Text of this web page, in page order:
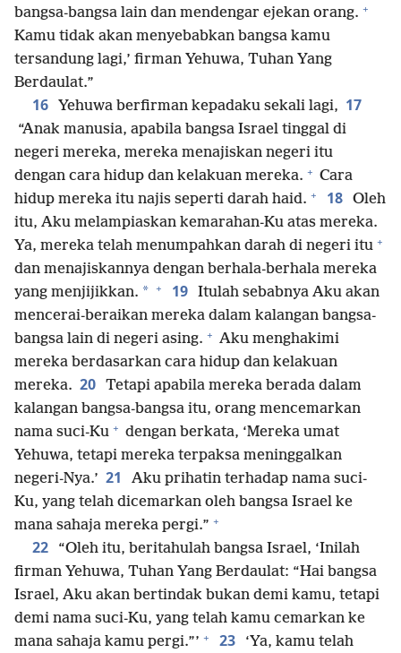
bangsa-bangsa lain dan mendengar ejekan orang. +
Kamu tidak akan menyebabkan bangsa kamu
tersandung lagi,’ firman Yehuwa, Tuhan Yang
Berdaulat.”
16 Yehuwa berfirman kepadaku sekali lagi, 17
“Anak manusia, apabila bangsa Israel tinggal di
negeri mereka, mereka menajiskan negeri itu
dengan cara hidup dan kelakuan mereka. + Cara
hidup mereka itu najis seperti darah haid. + 18 Oleh
itu, Aku melampiaskan kemarahan-Ku atas mereka.
Ya, mereka telah menumpahkan darah di negeri itu +
dan menajiskannya dengan berhala-berhala mereka
yang menjijikkan. * + 19 Itulah sebabnya Aku akan
mencerai-beraikan mereka dalam kalangan bangsa-
bangsa lain di negeri asing. + Aku menghakimi
mereka berdasarkan cara hidup dan kelakuan
mereka. 20 Tetapi apabila mereka berada dalam
kalangan bangsa-bangsa itu, orang mencemarkan
nama suci-Ku + dengan berkata, ‘Mereka umat
Yehuwa, tetapi mereka terpaksa meninggalkan
negeri-Nya.’ 21
Aku prihatin terhadap nama suci-
Ku, yang telah dicemarkan oleh bangsa Israel ke
mana sahaja mereka pergi.” +
22
“Oleh itu, beritahulah bangsa Israel, ‘Inilah
firman Yehuwa, Tuhan Yang Berdaulat: “Hai bangsa
Israel, Aku akan bertindak bukan demi kamu, tetapi
demi nama suci-Ku, yang telah kamu cemarkan ke
mana sahaja kamu pergi.”’ + 23 ‘Ya, kamu telah